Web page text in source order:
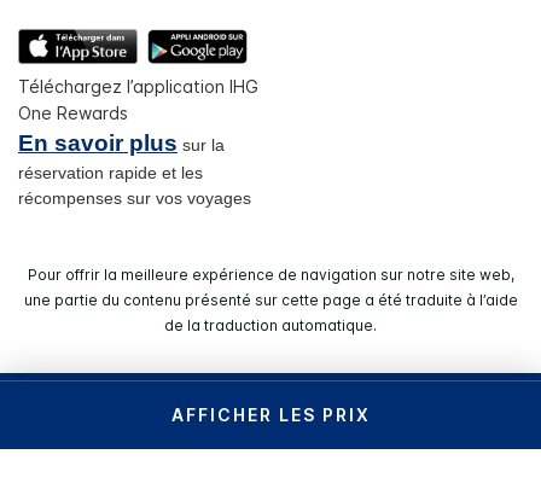
AFFICHER LES PRIX
Téléchargez l’application IHG
One Rewards
En savoir plus sur la
réservation rapide et les
récompenses sur vos voyages
Pour offrir la meilleure expérience de navigation sur notre site web,
une partie du contenu présenté sur cette page a été traduite à l’aide
de la traduction automatique.
© 2026 IHG. Tous droits réservés. La plupart des hôtels sont